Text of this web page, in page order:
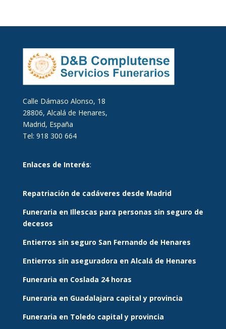
Calle Dámaso Alonso, 18
28806, Alcalá de Henares,
Madrid, España
Tel: 918 300 664
Enlaces de Interés:
Repatriación de cadáveres desde Madrid
Funeraria en Illescas para personas sin seguro de
decesos
Entierros sin seguro San Fernando de Henares
Entierros sin aseguradora en Alcalá de Henares
Funeraria en Coslada 24 horas
Funeraria en Guadalajara capital y provincia
Funeraria en Toledo capital y provincia